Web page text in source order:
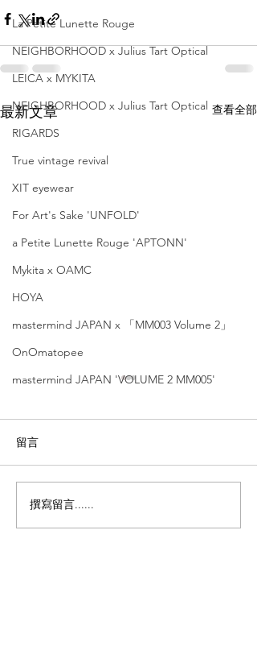
La Petite Lunette Rouge
NEIGHBORHOOD x Julius Tart Optical
LEICA x MYKITA
NEIGHBORHOOD x Julius Tart Optical
RIGARDS
True vintage revival
XIT eyewear
For Art's Sake 'UNFOLD'
a Petite Lunette Rouge 'APTONN'
Mykita x OAMC
HOYA
mastermind JAPAN x 「MM003 Volume 2」
OnOmatopee
mastermind JAPAN 'VOLUME 2 MM005'
最新文章 查看全部
Leowl in eye【光の羽新
品｜內藤熊八 作 另一主題
留言
撰寫留言......